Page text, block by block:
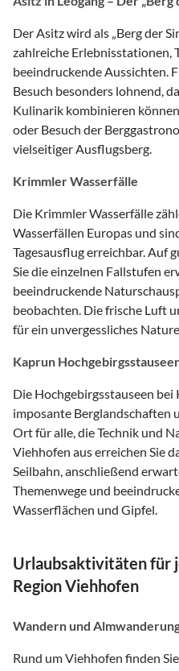
Der Asitz wird als „Berg der
zahlreiche Erlebnisstationen,
beeindruckende Aussichten.
Besuch besonders lohnend,
Kulinarik kombinieren
oder Besuch der
vielseitiger Ausflugsberg.
Krimmler Wasserfälle
Die Krimmler Wasserfälle
Wasserfällen Europas und
Tagesausflug erreichbar. Auf
Sie die einzelnen Fallstufen
beeindruckende
beobachten. Die frische Luft
für ein unvergessliches
Kaprun
Die Hochgebirgsstauseen
imposante Berglandschaften
Ort für alle, die Technik und
Viehhofen aus erreichen Sie
Seilbahn, anschließend
Themenwege und
Wasserflächen und Gipfel.
Urlaubsaktivitäten für
Region Viehhofen
Wandern und
Rund um Viehhofen finden